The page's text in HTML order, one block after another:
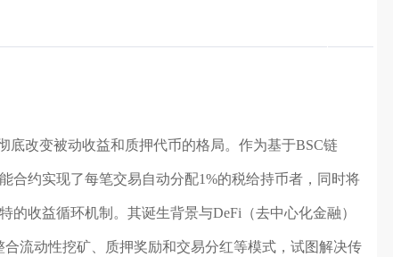
底改变被动收益和质押代币的格局。作为基于BSC链
能合约实现了每笔交易自动分配1%的税给持币者，同时将
的收益循环机制。其诞生背景与DeFi（去中心化金融）
流动性挖矿、质押奖励和交易分红等模式，试图解决传